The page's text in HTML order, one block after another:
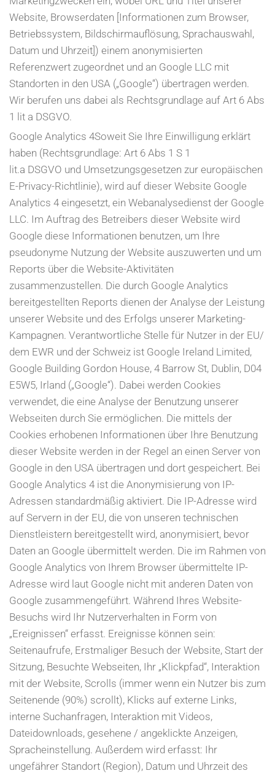
Website, Browserdaten [Informationen zum Browser,
Betriebssystem, Bildschirmauflösung, Sprachauswahl,
Datum und Uhrzeit]) einem anonymisierten
Referenzwert zugeordnet und an Google LLC mit
Standorten in den USA („Google“) übertragen werden.
Wir berufen uns dabei als Rechtsgrundlage auf Art 6 Abs
1 lit a DSGVO.
Google Analytics 4Soweit Sie Ihre Einwilligung erklärt
haben (Rechtsgrundlage: Art 6 Abs 1 S 1
lit.a DSGVO und Umsetzungsgesetzen zur europäischen
E-Privacy-Richtlinie), wird auf dieser Website Google
Analytics 4 eingesetzt, ein Webanalysedienst der Google
LLC. Im Auftrag des Betreibers dieser Website wird
Google diese Informationen benutzen, um Ihre
pseudonyme Nutzung der Website auszuwerten und um
Reports über die Website-Aktivitäten
zusammenzustellen. Die durch Google Analytics
bereitgestellten Reports dienen der Analyse der Leistung
unserer Website und des Erfolgs unserer Marketing-
Kampagnen. Verantwortliche Stelle für Nutzer in der EU/
dem EWR und der Schweiz ist Google Ireland Limited,
Google Building Gordon House, 4 Barrow St, Dublin, D04
E5W5, Irland („Google“). Dabei werden Cookies
verwendet, die eine Analyse der Benutzung unserer
Webseiten durch Sie ermöglichen. Die mittels der
Cookies erhobenen Informationen über Ihre Benutzung
dieser Website werden in der Regel an einen Server von
Google in den USA übertragen und dort gespeichert. Bei
Google Analytics 4 ist die Anonymisierung von IP-
Adressen standardmäßig aktiviert. Die IP-Adresse wird
auf Servern in der EU, die von unseren technischen
Dienstleistern bereitgestellt wird, anonymisiert, bevor
Daten an Google übermittelt werden. Die im Rahmen von
Google Analytics von Ihrem Browser übermittelte IP-
Adresse wird laut Google nicht mit anderen Daten von
Google zusammengeführt. Während Ihres Website-
Besuchs wird Ihr Nutzerverhalten in Form von
„Ereignissen“ erfasst. Ereignisse können sein:
Seitenaufrufe, Erstmaliger Besuch der Website, Start der
Sitzung, Besuchte Webseiten, Ihr „Klickpfad“, Interaktion
mit der Website, Scrolls (immer wenn ein Nutzer bis zum
Seitenende (90%) scrollt), Klicks auf externe Links,
interne Suchanfragen, Interaktion mit Videos,
Dateidownloads, gesehene / angeklickte Anzeigen,
Spracheinstellung. Außerdem wird erfasst: Ihr
ungefährer Standort (Region), Datum und Uhrzeit des